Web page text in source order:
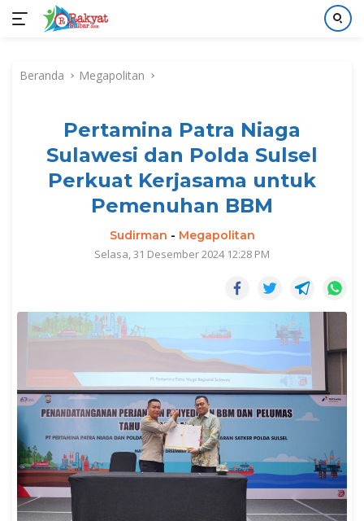
kontenBeranda Megapolitan
Pertamina Patra Niaga
Sulawesi dan Polda Sulsel
Perkuat Kerjasama untuk
Pemenuhan BBM
Sudirman - Megapolitan
Selasa, 31 Desember 2024 12:28 PM